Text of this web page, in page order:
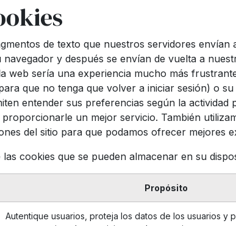
de texto que nuestros servidores
navegador y después se envían de vuelta a
web sería una experiencia mucho más
que no tenga que volver a iniciar sesión) o
entender sus preferencias según la
un mejor servicio. También
del sitio para que podamos ofrecer mejores
cookies que se pueden almacenar en su
Propósito
Autentique usuarios, proteja los datos de los usuarios y